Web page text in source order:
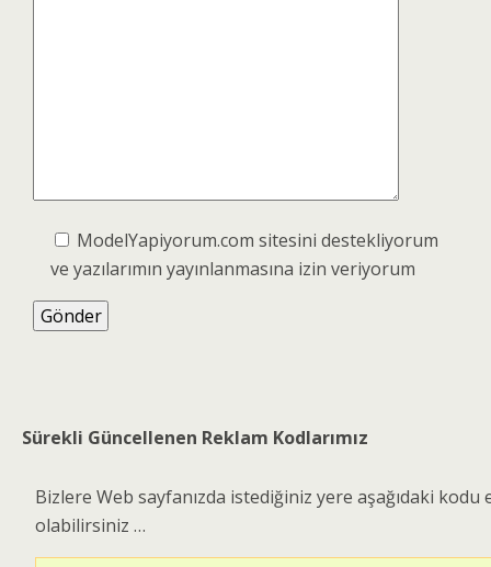
ModelYapiyorum.com sitesini destekliyorum
ve yazılarımın yayınlanmasına izin veriyorum
Sürekli Güncellenen Reklam Kodlarımız
Bizlere Web sayfanızda istediğiniz yere aşağıdaki
olabilirsiniz …